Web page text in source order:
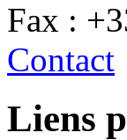
Fax :
Contact
Liens